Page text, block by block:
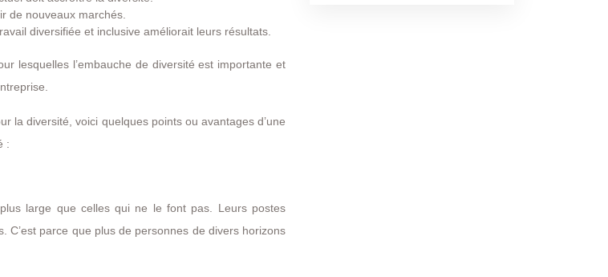
de nouveaux marchés.
diversifiée et inclusive améliorait leurs résultats.
lesquelles l’embauche de diversité est importante et
la diversité, voici quelques points ou avantages d’une
:
large que celles qui ne le font pas. Leurs postes
C’est parce que plus de personnes de divers horizons